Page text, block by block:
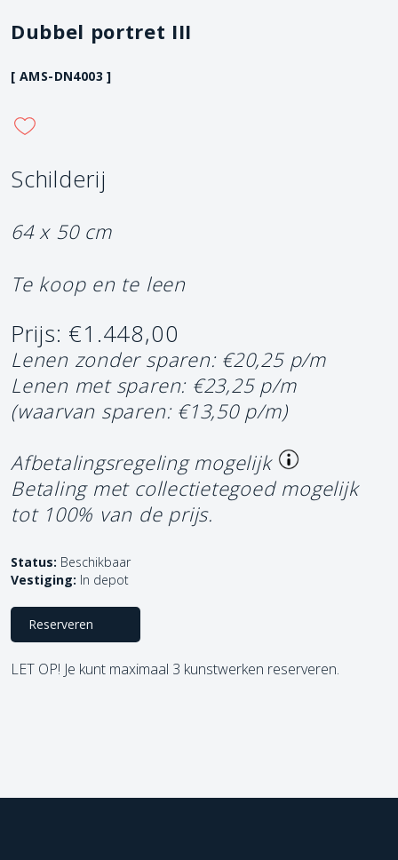
Dubbel portret III
[ AMS-DN4003 ]
Schilderij
64 x 50 cm
Te koop en te leen
Prijs: €1.448,00
Lenen zonder sparen: €20,25 p/m
Lenen met sparen: €23,25 p/m
(waarvan sparen: €13,50 p/m)
Afbetalingsregeling mogelijk
Betaling met collectietegoed mogelijk
tot 100% van de prijs.
Status: Beschikbaar
Vestiging: In depot
Reserveren
LET OP! Je kunt maximaal 3 kunstwerken reserveren.